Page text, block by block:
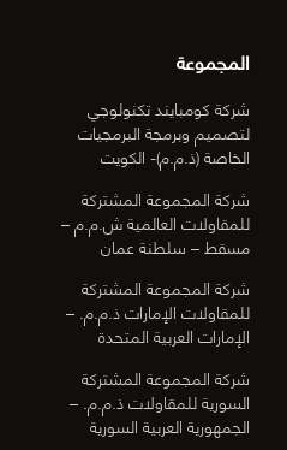
المجموعة
شركة كومبايند تكنولوجي
لتصميم وبرمجة البرمجيات
الخاصة (ذ.م.م)- الكويت
شركة المجموعة المشتركة
للمقاولات العالمية ش.م.م –
مسقط – سلطنة عمان
شركة المجموعة المشتركة
للمقاولات الإمارات ذ.م.م. –
الإمارات العربية المتحدة
شركة المجموعة المشتركة
السورية للمقاولات ذ.م.م. –
الجمهورية العربية السورية